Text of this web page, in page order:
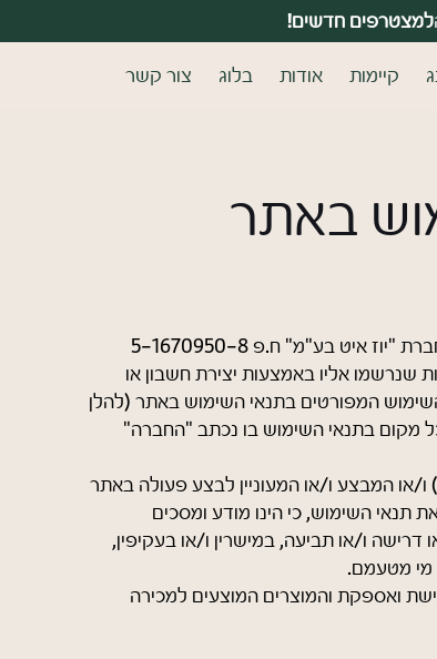
399 ₪
למצטרפים חדשים!
קיימות אודות בלוג צור קשר
דאגנו לכם ליצירת חשבון קלה ומהירה במיוחד. המשיכו למילוי
להרשמה
באתר
שנרשמו אליו באמצעות יצירת חשבון או
המפורטים בתנאי השימוש באתר (להלן
מקום בתנאי השימוש בו נכתב "החברה"
המבצע ו/או המעוניין לבצע פעולה באתר
תנאי השימוש, כי הינו מודע ומסכים
דרישה ו/או תביעה, במישרין ו/או בעקיפין,
מי מטעמם.
ואספקת והמוצרים המוצעים למכירה